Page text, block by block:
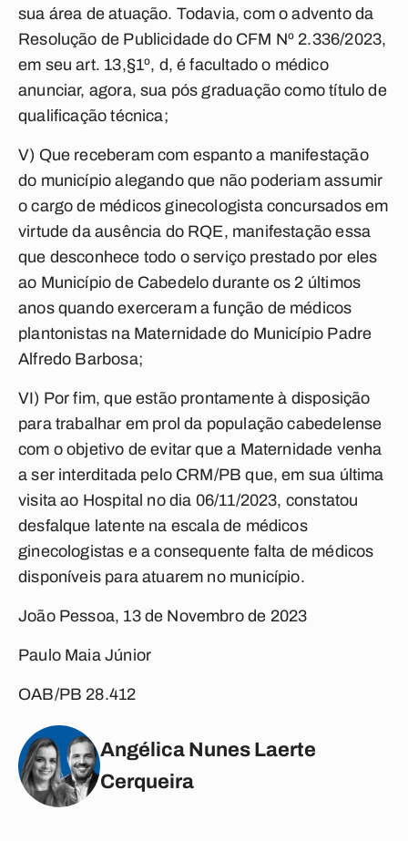
sua área de atuação. Todavia, com o advento da
Resolução de Publicidade do CFM Nº 2.336/2023,
em seu art. 13,§1º, d, é facultado o médico
anunciar, agora, sua pós graduação como título de
qualificação técnica;
V) Que receberam com espanto a manifestação
do município alegando que não poderiam assumir
o cargo de médicos ginecologista concursados em
virtude da ausência do RQE, manifestação essa
que desconhece todo o serviço prestado por eles
ao Município de Cabedelo durante os 2 últimos
anos quando exerceram a função de médicos
plantonistas na Maternidade do Município Padre
Alfredo Barbosa;
VI) Por fim, que estão prontamente à disposição
para trabalhar em prol da população cabedelense
com o objetivo de evitar que a Maternidade venha
a ser interditada pelo CRM/PB que, em sua última
visita ao Hospital no dia 06/11/2023, constatou
desfalque latente na escala de médicos
ginecologistas e a consequente falta de médicos
disponíveis para atuarem no município.
João Pessoa, 13 de Novembro de 2023
Paulo Maia Júnior
OAB/PB 28.412
Angélica Nunes Laerte
Cerqueira